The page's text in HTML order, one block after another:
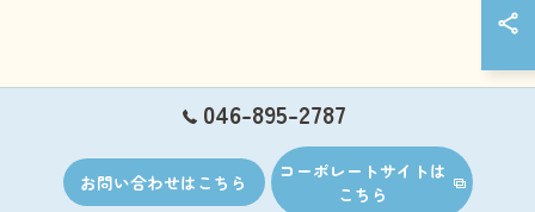
046-895-2787
お問い合わせはこちら
コーポレートサイトは
こちら